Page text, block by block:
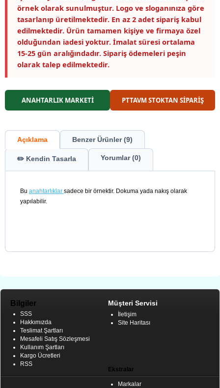
örnek olarak sunulmuştur. Logo ve sloganınıza göre
tasarlanıp üretilmektedir. En az 2 adet sipariş kabul
edilmektedir. Ürün tamamen kişiye ve firmaya özel
olduğundan iadesi yoktur. İmalat süresi ortalama
15-25 gün aralığındadır. Sipariş ödemeleri peşin
olarak talep edilmektedir.
ANAHTARLIK MARKETİ PTTAVM STOKTAN SİPARİŞ
Açıklama Benzer Ürünler (9)
✏️ Kendin Tasarla Yorumlar (0)
Bu anahtarlıklar sadece bir örnektir. Dokuma yada nakış olarak
yapılabilir.
Bilgiler
SSS
Hakkımızda
Teslimat Şartları
Mesafeli Satış Sözleşmesi
Kullanım Şartları
Kargo Ücretleri
RSS
Müşteri Servisi
İletişim
Site Haritası
Ekstralar
Markalar